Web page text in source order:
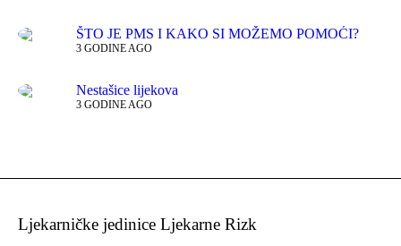
ŠTO JE PMS I KAKO SI MOŽEMO POMOĆI?
3 GODINE AGO
Nestašice lijekova
3 GODINE AGO
Ljekarničke jedinice Ljekarne Rizk